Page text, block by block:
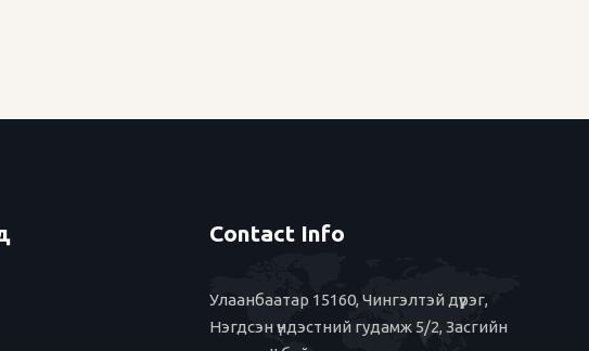
Contact Info
Улаанбаатар 15160, Чингэлтэй дүүрэг,
Нэгдсэн үндэстний гудамж 5/2, Засгийн